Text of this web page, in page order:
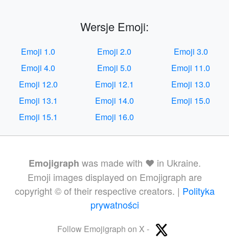
Wersje Emoji:
Emoji 1.0 Emoji 2.0
Emoji 3.0
Emoji 4.0
Emoji 5.0
Emoji 11.0
Emoji 12.0
Emoji 12.1
Emoji 13.0
Emoji 13.1
Emoji 14.0
Emoji 15.0
Emoji 15.1
Emoji 16.0
Emojigraph was made with ❤️ in Ukraine.
Emoji images displayed on Emojigraph are
copyright © of their respective creators. | Polityka
prywatności
Follow Emojigraph on X -